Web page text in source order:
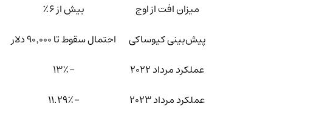
میزان افت از اوج
بیش از ۶٪
پیش‌بینی کیوساکی
احتمال سقوط تا ۹۰٬۰۰۰ دلار
عملکرد مرداد ۲۰۲۲
-۱۳٪
عملکرد مرداد ۲۰۲۳
-۱۱.۲۹٪